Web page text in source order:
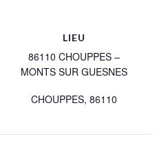
LIEU
86110 CHOUPPES –
MONTS SUR GUESNES
CHOUPPES, 86110